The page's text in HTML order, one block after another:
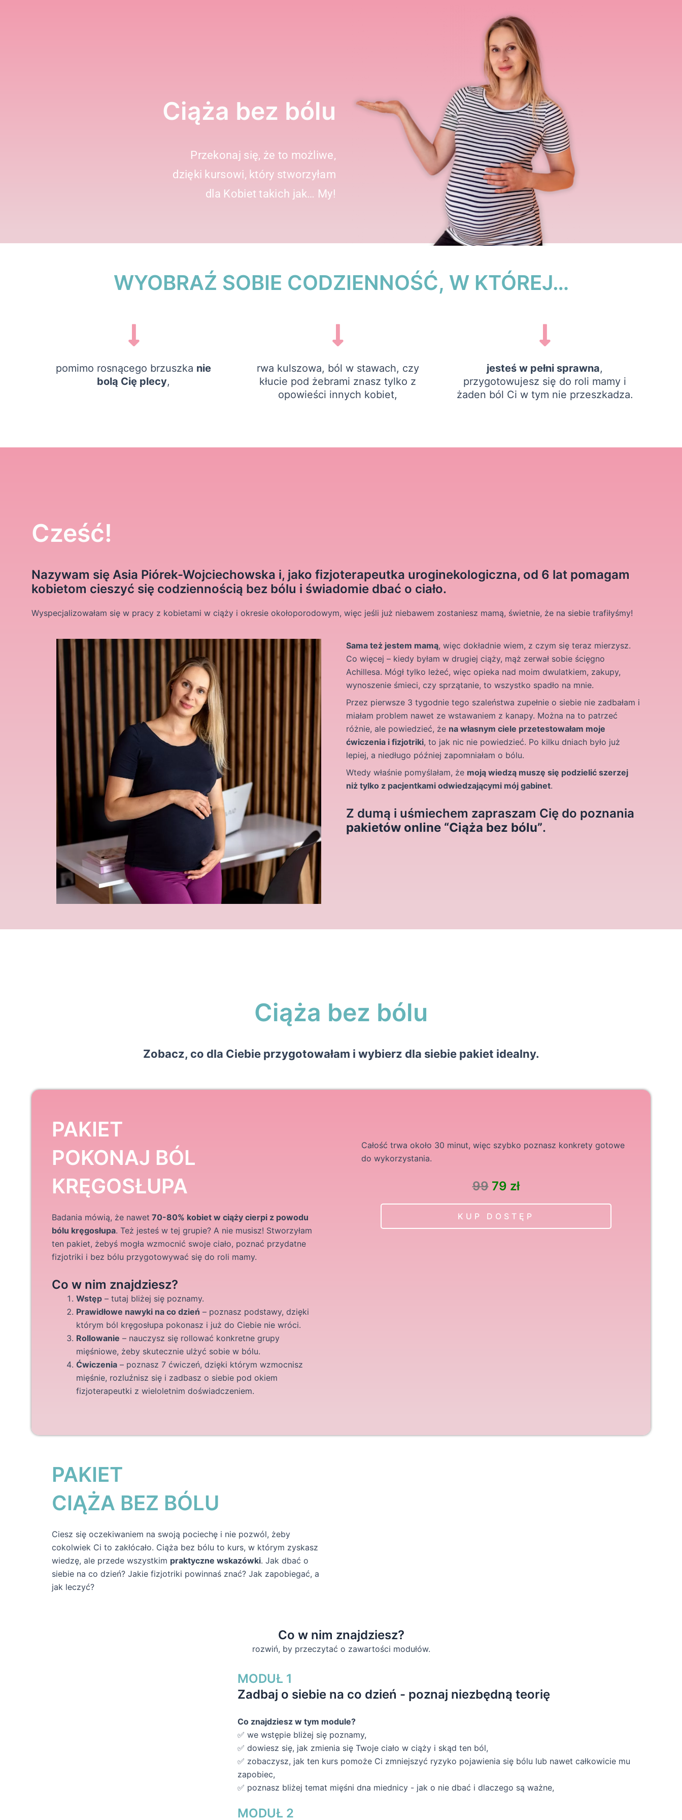
Ciąża bez bólu
Przekonaj się, że to możliwe,
dzięki kursowi, który stworzyłam
dla Kobiet takich jak… My!
WYOBRAŹ SOBIE CODZIENNOŚĆ, W KTÓREJ…
pomimo rosnącego brzuszka nie
bolą Cię plecy,
rwa kulszowa, ból w stawach, czy
kłucie pod żebrami znasz tylko z
opowieści innych kobiet,
jesteś w pełni sprawna,
przygotowujesz się do roli mamy i
żaden ból Ci w tym nie przeszkadza.
Cześć!
Nazywam się Asia Piórek-Wojciechowska i, jako fizjoterapeutka uroginekologiczna, od 6 lat pomagam
kobietom cieszyć się codziennością bez bólu i świadomie dbać o ciało.
Wyspecjalizowałam się w pracy z kobietami w ciąży i okresie okołoporodowym, więc jeśli już niebawem zostaniesz mamą, świetnie, że na siebie trafiłyśmy!
Sama też jestem mamą, więc dokładnie wiem, z czym się teraz mierzysz.
Co więcej – kiedy byłam w drugiej ciąży, mąż zerwał sobie ścięgno
Achillesa. Mógł tylko leżeć, więc opieka nad moim dwulatkiem, zakupy,
wynoszenie śmieci, czy sprzątanie, to wszystko spadło na mnie.
Przez pierwsze 3 tygodnie tego szaleństwa zupełnie o siebie nie zadbałam i
miałam problem nawet ze wstawaniem z kanapy. Można na to patrzeć
różnie, ale powiedzieć, że na własnym ciele przetestowałam moje
ćwiczenia i fizjotriki, to jak nic nie powiedzieć. Po kilku dniach było już
lepiej, a niedługo później zapomniałam o bólu.
Wtedy właśnie pomyślałam, że moją wiedzą muszę się podzielić szerzej
niż tylko z pacjentkami odwiedzającymi mój gabinet.
Z dumą i uśmiechem zapraszam Cię do poznania
pakietów online “Ciąża bez bólu”.
Ciąża bez bólu
Zobacz, co dla Ciebie przygotowałam i wybierz dla siebie pakiet idealny.
PAKIET
POKONAJ BÓL
KRĘGOSŁUPA
Badania mówią, że nawet 70-80% kobiet w ciąży cierpi z powodu
bólu kręgosłupa. Też jesteś w tej grupie? A nie musisz! Stworzyłam
ten pakiet, żebyś mogła wzmocnić swoje ciało, poznać przydatne
fizjotriki i bez bólu przygotowywać się do roli mamy.
Co w nim znajdziesz?
Wstęp – tutaj bliżej się poznamy.
Prawidłowe nawyki na co dzień – poznasz podstawy, dzięki
którym ból kręgosłupa pokonasz i już do Ciebie nie wróci.
Rollowanie – nauczysz się rollować konkretne grupy
mięśniowe, żeby skutecznie ulżyć sobie w bólu.
Ćwiczenia – poznasz 7 ćwiczeń, dzięki którym wzmocnisz
mięśnie, rozluźnisz się i zadbasz o siebie pod okiem
fizjoterapeutki z wieloletnim doświadczeniem.
Całość trwa około 30 minut, więc szybko poznasz konkrety gotowe
do wykorzystania.
9979 zł
KUP DOSTĘP
PAKIET
CIĄŻA BEZ BÓLU
Ciesz się oczekiwaniem na swoją pociechę i nie pozwól, żeby
cokolwiek Ci to zakłócało. Ciąża bez bólu to kurs, w którym zyskasz
wiedzę, ale przede wszystkim praktyczne wskazówki. Jak dbać o
siebie na co dzień? Jakie fizjotriki powinnaś znać? Jak zapobiegać, a
jak leczyć?
Co w nim znajdziesz?
rozwiń, by przeczytać o zawartości modułów.
MODUŁ 1
Zadbaj o siebie na co dzień - poznaj niezbędną teorię
Co znajdziesz w tym module?
✅ we wstępie bliżej się poznamy,
✅ dowiesz się, jak zmienia się Twoje ciało w ciąży i skąd ten ból,
✅ zobaczysz, jak ten kurs pomoże Ci zmniejszyć ryzyko pojawienia się bólu lub nawet całkowicie mu
zapobiec,
✅ poznasz bliżej temat mięśni dna miednicy - jak o nie dbać i dlaczego są ważne,
MODUŁ 2